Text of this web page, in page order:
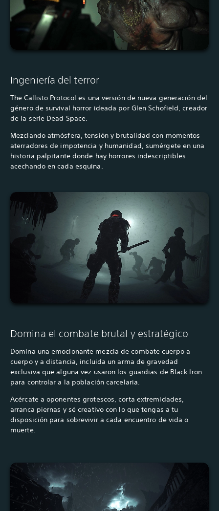
Ingeniería del terror
The Callisto Protocol es una versión de nueva generación del
género de survival horror ideada por Glen Schofield, creador
de la serie Dead Space.
Mezclando atmósfera, tensión y brutalidad con momentos
aterradores de impotencia y humanidad, sumérgete en una
historia palpitante donde hay horrores indescriptibles
acechando en cada esquina.
Domina el combate brutal y estratégico
Domina una emocionante mezcla de combate cuerpo a
cuerpo y a distancia, incluida un arma de gravedad
exclusiva que alguna vez usaron los guardias de Black Iron
para controlar a la población carcelaria.
Acércate a oponentes grotescos, corta extremidades,
arranca piernas y sé creativo con lo que tengas a tu
disposición para sobrevivir a cada encuentro de vida o
muerte.